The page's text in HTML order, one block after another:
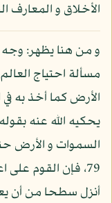
الأخلاق و المعارف
و من هنا يظهر:
مسألة احتياج
الأرض كما أخذ به
يحكيه الله عنه
السموات و الأرض
79، فإن القوم
أنزل سطحا من أن